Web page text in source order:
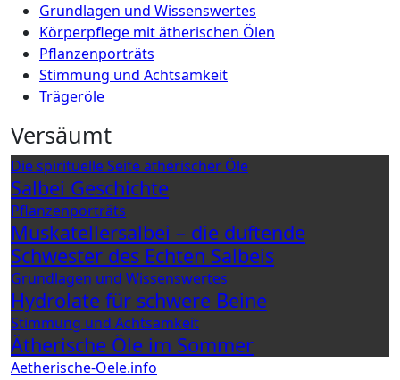
Grundlagen und Wissenswertes
Körperpflege mit ätherischen Ölen
Pflanzenporträts
Stimmung und Achtsamkeit
Trägeröle
Versäumt
Die spirituelle Seite ätherischer Öle
Salbei Geschichte
Pflanzenporträts
Muskatellersalbei – die duftende
Schwester des Echten Salbeis
Grundlagen und Wissenswertes
Hydrolate für schwere Beine
Stimmung und Achtsamkeit
Ätherische Öle im Sommer
Aetherische-Oele.info